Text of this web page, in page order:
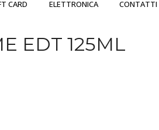
CARD ELETTRONICA CONTATTI
EDT 125ML